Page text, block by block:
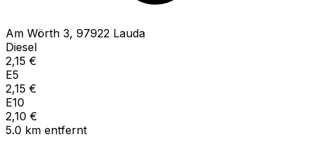
Am Wörth 3, 97922 Lauda
Diesel
2,15 €
E5
2,15 €
E10
2,10 €
5.0 km entfernt